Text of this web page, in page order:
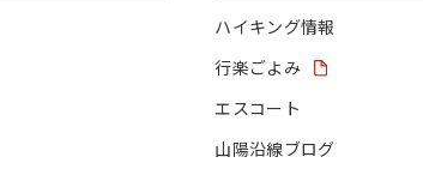
ハイキング情報
行楽ごよみ
エスコート
山陽沿線ブログ